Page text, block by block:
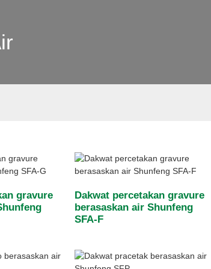
gravure
Dakwat percetakan gravure
berasaskan air Shunfeng
SFA-F